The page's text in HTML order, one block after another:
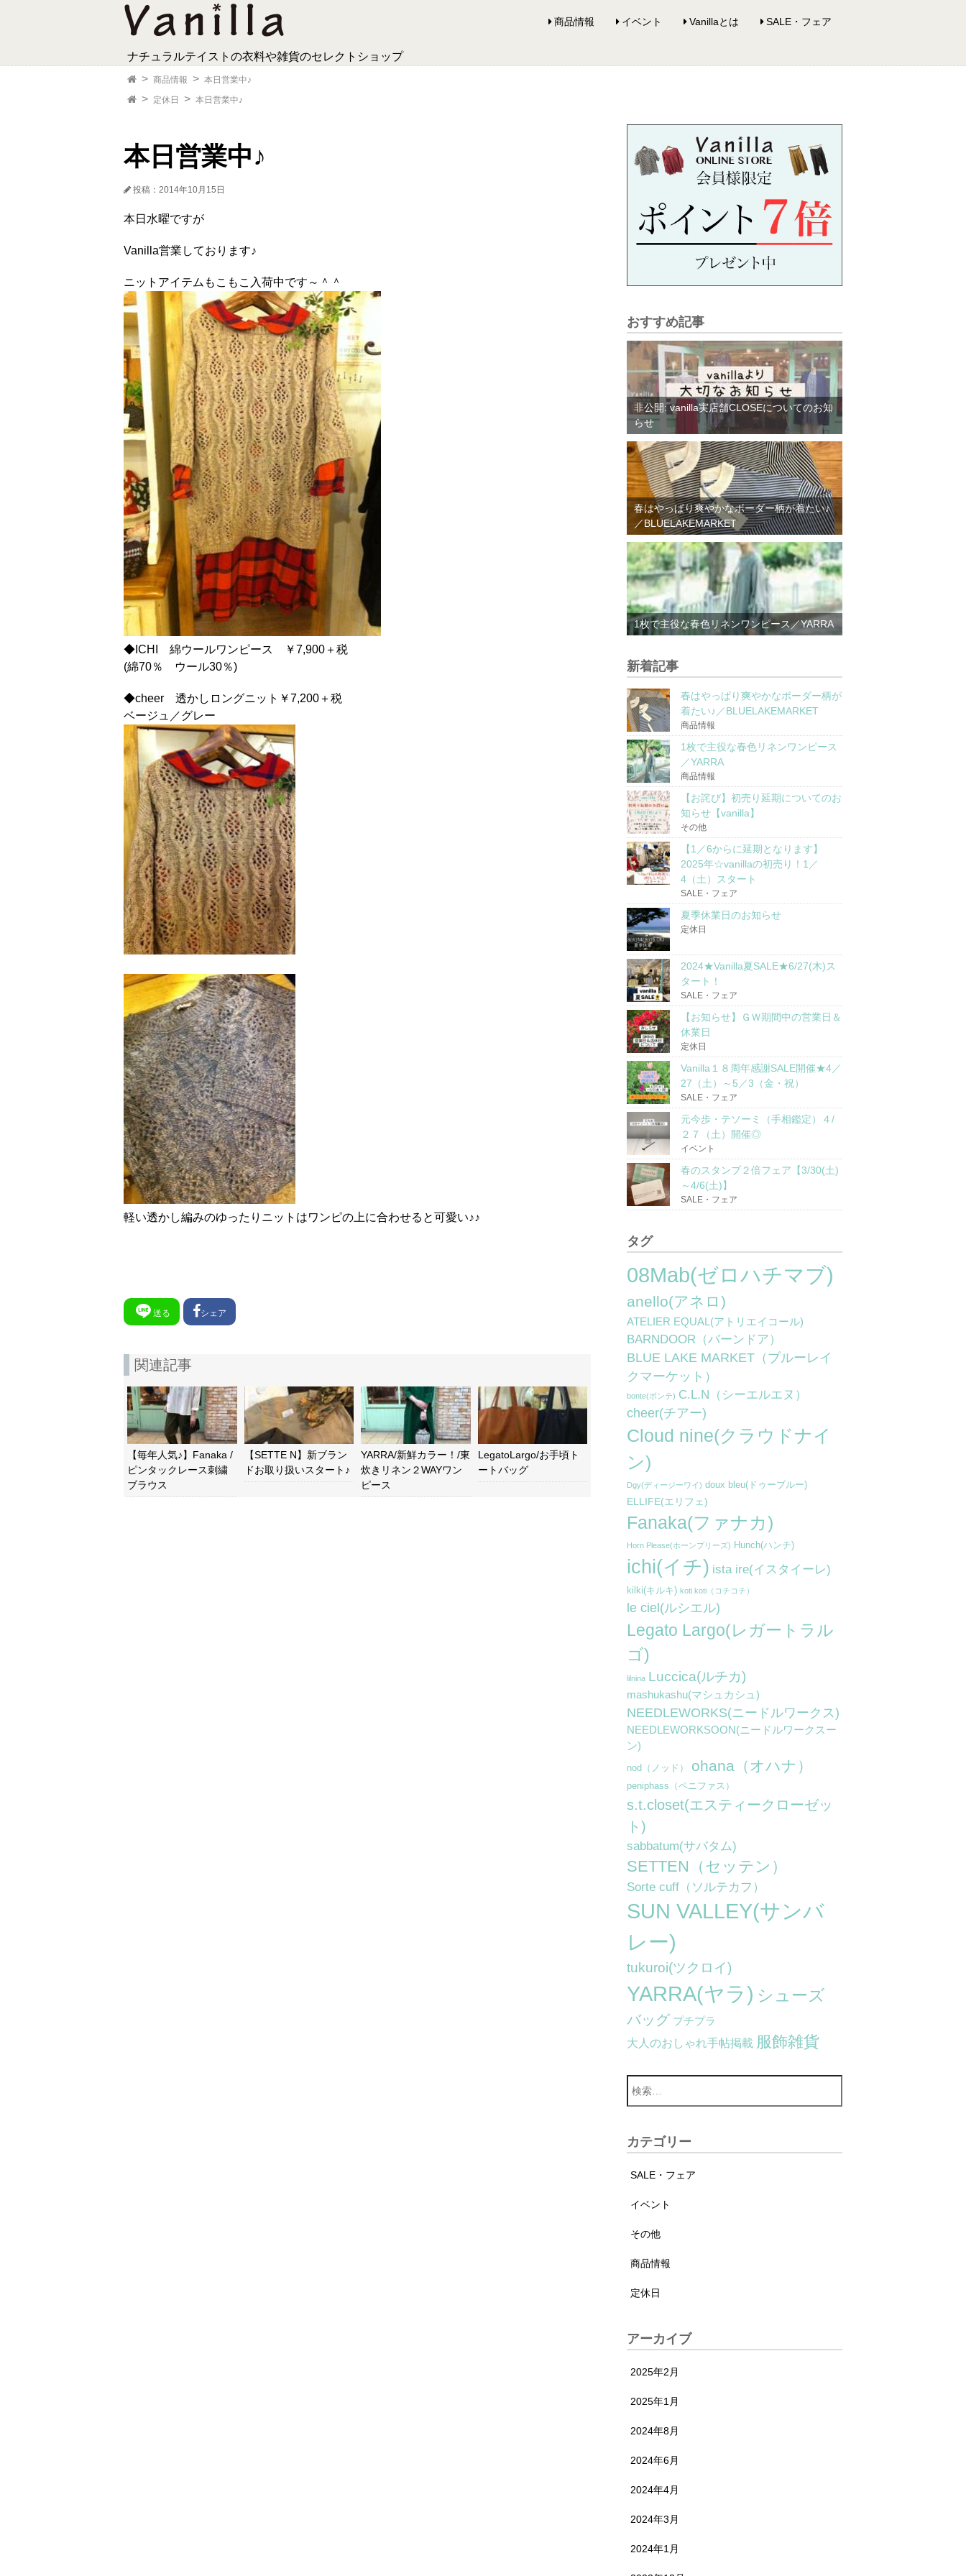
ナチュラルテイストの衣料や雑貨のセレクトショップ
商品情報 イベント Vanillaとは SALE・フェア
商品情報
本日営業中♪
定休日
本日営業中♪
本日営業中♪
投稿：2014年10月15日
本日水曜ですが
Vanilla営業しております♪
ニットアイテムもこもこ入荷中です～＾＾
◆ICHI 綿ウールワンピース ￥7,900＋税
(綿70％ ウール30％)
◆cheer 透かしロングニット￥7,200＋税
ベージュ／グレー
軽い透かし編みのゆったりニットはワンピの上に合わせると可愛い♪♪
送る シェア
関連記事
【毎年人気♪】Fanaka /
ピンタックレース刺繍
ブラウス
【SETTE N】新ブラン
ドお取り扱いスタート♪
YARRA/新鮮カラー！/東
炊きリネン２WAYワン
ピース
LegatoLargo/お手頃ト
ートバッグ
おすすめ記事
非公開: vanilla実店舗CLOSEについてのお知
らせ
春はやっぱり爽やかなボーダー柄が着たい♪
／BLUELAKEMARKET
1枚で主役な春色リネンワンピース／YARRA
新着記事
春はやっぱり爽やかなボーダー柄が
着たい♪／BLUELAKEMARKET
商品情報
1枚で主役な春色リネンワンピース
／YARRA
商品情報
【お詫び】初売り延期についてのお
知らせ【vanilla】
その他
【1／6からに延期となります】
2025年☆vanillaの初売り！1／
4（土）スタート
SALE・フェア
夏季休業日のお知らせ
定休日
2024★Vanilla夏SALE★6/27(木)ス
タート！
SALE・フェア
【お知らせ】ＧＷ期間中の営業日＆
休業日
定休日
Vanilla１８周年感謝SALE開催★4／
27（土）～5／3（金・祝）
SALE・フェア
元今歩・テソーミ（手相鑑定）４/
２７（土）開催◎
イベント
春のスタンプ２倍フェア【3/30(土)
～4/6(土)】
SALE・フェア
タグ
08Mab(ゼロハチマブ)
anello(アネロ)
ATELIER EQUAL(アトリエイコール)
BARNDOOR（バーンドア）
BLUE LAKE MARKET（ブルーレイ
クマーケット）
bonte(ボンテ) C.L.N（シーエルエヌ）
cheer(チアー)
Cloud nine(クラウドナイ
ン)
Dgy(ディージーワイ) doux bleu(ドゥーブルー)
ELLIFE(エリフェ)
Fanaka(ファナカ)
Horn Please(ホーンプリーズ) Hunch(ハンチ)
ichi(イチ) ista ire(イスタイーレ)
kilki(キルキ) koti koti（コチコチ）
le ciel(ルシエル)
Legato Largo(レガートラル
ゴ)
lilnina Luccica(ルチカ)
mashukashu(マシュカシュ)
NEEDLEWORKS(ニードルワークス)
NEEDLEWORKSOON(ニードルワークスー
ン)
nod（ノッド） ohana（オハナ）
peniphass（ペニファス）
s.t.closet(エスティークローゼッ
ト)
sabbatum(サバタム)
SETTEN（セッテン）
Sorte cuff（ソルテカフ）
SUN VALLEY(サンバ
レー)
tukuroi(ツクロイ)
YARRA(ヤラ) シューズ
バッグ プチプラ
大人のおしゃれ手帖掲載 服飾雑貨
カテゴリー
SALE・フェア
イベント
その他
商品情報
定休日
アーカイブ
2025年2月
2025年1月
2024年8月
2024年6月
2024年4月
2024年3月
2024年1月